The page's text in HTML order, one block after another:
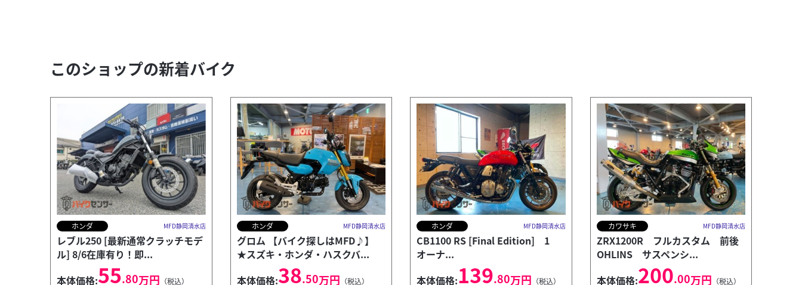
このショップの新着バイク
ホンダ MFD静岡清水店
レブル250 [最新通常クラッチモデ
ル] 8/6在庫有り！即...
本体価格:55.80万円 （税込）
ホンダ MFD静岡清水店
グロム 【バイク探しはMFD♪】
★スズキ・ホンダ・ハスクバ...
本体価格:38.50万円 （税込）
ホンダ MFD静岡清水店
CB1100 RS [Final Edition] 1
オーナ...
本体価格:139.80万円 （税込）
カワサキ MFD静岡清水店
ZRX1200R フルカスタム 前後
OHLINS サスペンシ...
本体価格:200.00万円 （税込）